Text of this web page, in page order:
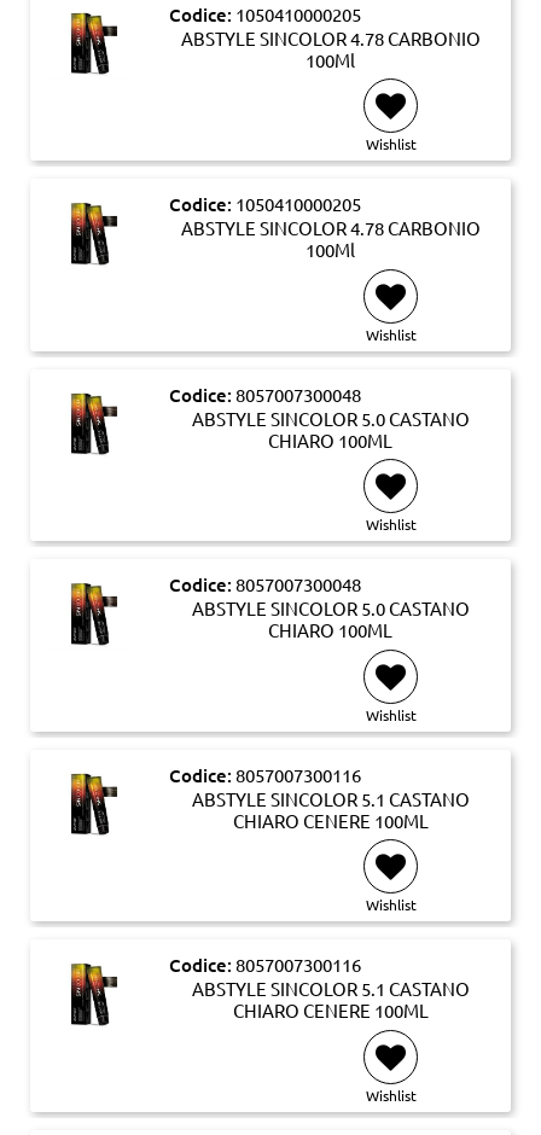
Codice: 1050410000205
ABSTYLE SINCOLOR 4.78 CARBONIO
100Ml
Wishlist
Codice: 1050410000205
ABSTYLE SINCOLOR 4.78 CARBONIO
100Ml
Wishlist
Codice: 8057007300048
ABSTYLE SINCOLOR 5.0 CASTANO
CHIARO 100ML
Wishlist
Codice: 8057007300048
ABSTYLE SINCOLOR 5.0 CASTANO
CHIARO 100ML
Wishlist
Codice: 8057007300116
ABSTYLE SINCOLOR 5.1 CASTANO
CHIARO CENERE 100ML
Wishlist
Codice: 8057007300116
ABSTYLE SINCOLOR 5.1 CASTANO
CHIARO CENERE 100ML
Wishlist